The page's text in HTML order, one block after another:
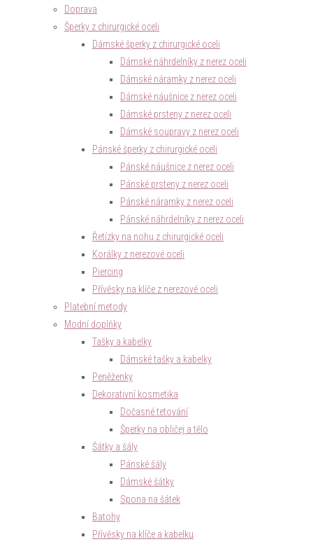
Doprava
Šperky z chirurgické oceli
Dámské šperky z chirurgické oceli
Dámské náhrdelníky z nerez oceli
Dámské náramky z nerez oceli
Dámské náušnice z nerez oceli
Dámské prsteny z nerez oceli
Dámské soupravy z nerez oceli
Pánské šperky z chirurgické oceli
Pánské náušnice z nerez oceli
Pánské prsteny z nerez oceli
Pánské náramky z nerez oceli
Pánské náhrdelníky z nerez oceli
Řetízky na nohu z chirurgické oceli
Korálky z nerezové oceli
Piercing
Přívěsky na klíče z nerezové oceli
Platební metody
Modní doplňky
Tašky a kabelky
Dámské tašky a kabelky
Peněženky
Dekorativní kosmetika
Dočasné tetování
Šperky na obličej a tělo
Šátky a šály
Pánské šály
Dámské šátky
Spona na šátek
Batohy
Přívěsky na klíče a kabelku